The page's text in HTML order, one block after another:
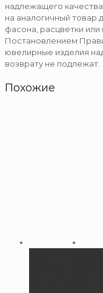
надлежащего
на аналогичный товар
фасона, расцветки
Постановлением
ювелирные изделия
возврату не подлежат.
Похожие